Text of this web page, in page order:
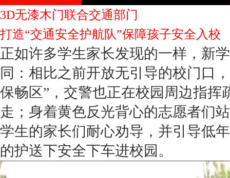
3D无漆木门联合交通部门
打造“交通安全护航队”保障孩子安全入校
正如许多学生家长发现的一样，新
同：相比之前开放无引导的校门口
保畅区”，交警也正在校园周边指挥
走；身着黄色反光背心的志愿者们
学生的家长们耐心劝导，并引导低
的护送下安全下车进校园。